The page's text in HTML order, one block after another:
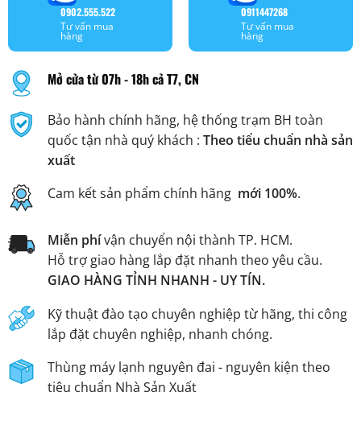
0902.555.522
Tư vấn mua
hàng
0911447268
Tư vấn mua
hàng
Mở cửa từ 07h - 18h cả T7, CN
Bảo hành chính hãng, hệ thống trạm BH toàn
quốc tận nhà quý khách : Theo tiểu chuẩn nhà sản
xuất
Cam kết sản phẩm chính hãng mới 100%.
Miễn phívận chuyển nội thành TP. HCM.
Hỗ trợ giao hàng lắp đặt nhanh theo yêu cầu.
GIAO HÀNG TỈNH NHANH - UY TÍN.
Kỹ thuật đào tạo chuyên nghiệp từ hãng, thi công
lắp đặt chuyên nghiệp, nhanh chóng.
Thùng máy lạnh nguyên đai - nguyên kiện theo
tiêu chuẩn Nhà Sản Xuất